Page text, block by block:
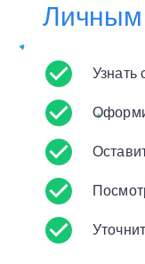
Личным
Узнать